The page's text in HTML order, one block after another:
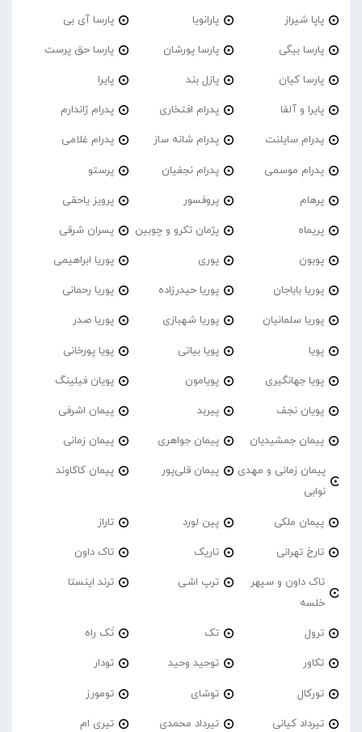
پاپا شیراز پارانویا پارسا آی بی
پارسا بیگی پارسا پورشان پارسا حق پرست
پارسا کیان پازل بند پایرا
پایرا و آلفا پدرام افتخاری پدرام ژاندارم
پدرام‌ سایلنت پدرام شانه ساز پدرام غلامی
پدرام موسمی پدرام نجفیان پرستو
پرهام پروفسور پرویز یاحقی
پریماه پژمان تکرو و چوبین پسران شرقی
پوبون پوری پوریا ابراهیمی
پوریا باباجان پوریا حیدرزاده پوریا رحمانی
پوریا سلمانیان پوریا شهبازی پوریا صدر
پویا پویا بیاتی پویا پورخانی
پویا جهانگیری پویامون پویان فیلینگ
پویان نجف پیربد پیمان اشرفی
پیمان جمشیدیان پیمان جواهری پیمان زمانی
پیمان زمانی و مهدی
نوابی
پیمان قلی‌پور پیمان کاکاوند
پیمان ملکی پین لورد تاراز
تارخ تهرانی تاریک تاک داون
تاک داون و سپهر
خلسه
ترپ اشی ترند اینستا
ترول تک تَک راه
تکاور توحید وحید تودار
تورکال توشای تومورز
تیرداد کیانی تیرداد محمدی تیری ام